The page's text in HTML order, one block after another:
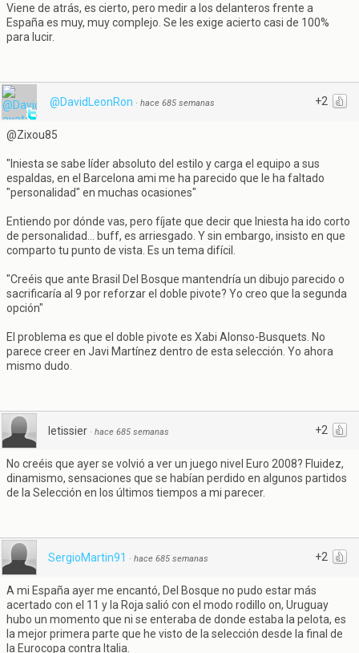
Viene de atrás, es cierto, pero medir a los delanteros frente a
España es muy, muy complejo. Se les exige acierto casi de 100%
para lucir.
+2
@DavidLeonRon · hace 685 semanas
@Zixou85
"Iniesta se sabe líder absoluto del estilo y carga el equipo a sus
espaldas, en el Barcelona ami me ha parecido que le ha faltado
"personalidad" en muchas ocasiones"
Entiendo por dónde vas, pero fíjate que decir que Iniesta ha ido corto
de personalidad... buff, es arriesgado. Y sin embargo, insisto en que
comparto tu punto de vista. Es un tema difícil.
"Creéis que ante Brasil Del Bosque mantendría un dibujo parecido o
sacrificaría al 9 por reforzar el doble pivote? Yo creo que la segunda
opción"
El problema es que el doble pivote es Xabi Alonso-Busquets. No
parece creer en Javi Martínez dentro de esta selección. Yo ahora
mismo dudo.
+2
letissier · hace 685 semanas
No creéis que ayer se volvió a ver un juego nivel Euro 2008? Fluidez,
dinamismo, sensaciones que se habían perdido en algunos partidos
de la Selección en los últimos tiempos a mi parecer.
+2
SergioMartin91 · hace 685 semanas
A mi España ayer me encantó, Del Bosque no pudo estar más
acertado con el 11 y la Roja salió con el modo rodillo on, Uruguay
hubo un momento que ni se enteraba de donde estaba la pelota, es
la mejor primera parte que he visto de la selección desde la final de
la Eurocopa contra Italia.